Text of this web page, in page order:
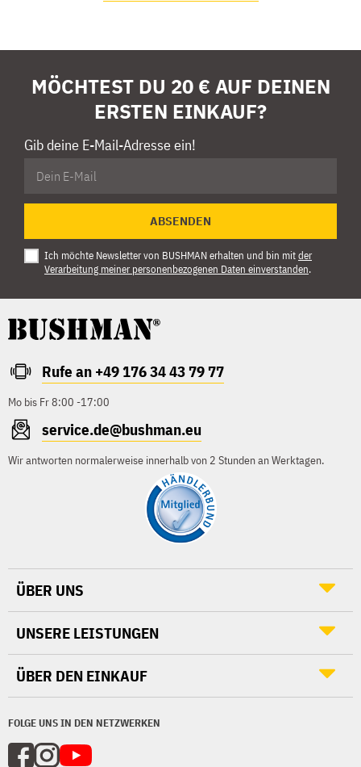
MÖCHTEST DU 20 € AUF DEINEN
ERSTEN EINKAUF?
Gib deine E-Mail-Adresse ein!
ABSENDEN
Ich möchte Newsletter von BUSHMAN erhalten und bin mitder
Verarbeitung meiner personenbezogenen Daten einverstanden.
Rufe an +49 176 34 43 79 77
Mo bis Fr 8:00 -17:00
service.de@bushman.eu
Wir antworten normalerweise innerhalb von 2 Stunden an Werktagen.
FOLGE UNS IN DEN NETZWERKEN
ÜBER UNS
UNSERE LEISTUNGEN
ÜBER DEN EINKAUF